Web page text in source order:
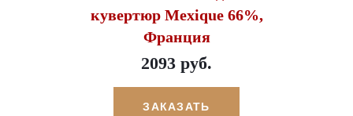
кувертюр Mexique 66%,
Франция
2093 руб.
ЗАКАЗАТЬ